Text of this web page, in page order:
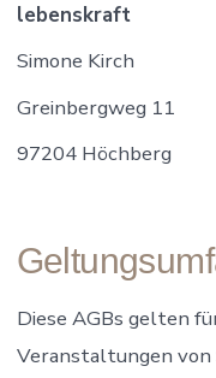
lebenskraft
Simone Kirch
Greinbergweg 11
97204 Höchberg
Diese AGBs gelten
Veranstaltungen von